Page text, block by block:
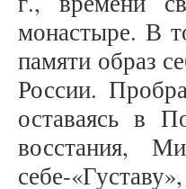
монастыре. В
памяти образ
России.
оставаясь в
восстания,
себе-